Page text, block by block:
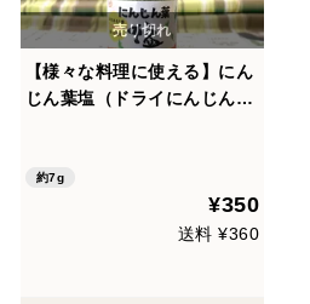
【様々な料理に使える】にん
じん葉塩（ドライにんじん葉
約7g
¥350
送料 ¥360